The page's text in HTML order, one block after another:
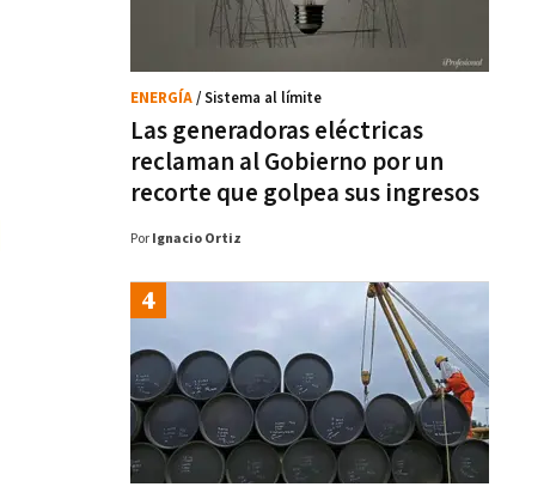
Las generadoras eléctricas
reclaman al Gobierno por un
recorte que golpea sus ingresos
ENERGÍA/ Sistema al límite
Por Ignacio Ortiz